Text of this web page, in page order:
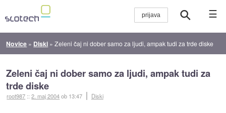
☰
Novice » Diski »Zeleni čaj ni dober samo za ljudi, ampak tudi za trde diske
Zeleni čaj ni dober samo za ljudi, ampak tudi za
trde diske
root987 ::2. maj 2004ob 13:47 Diski